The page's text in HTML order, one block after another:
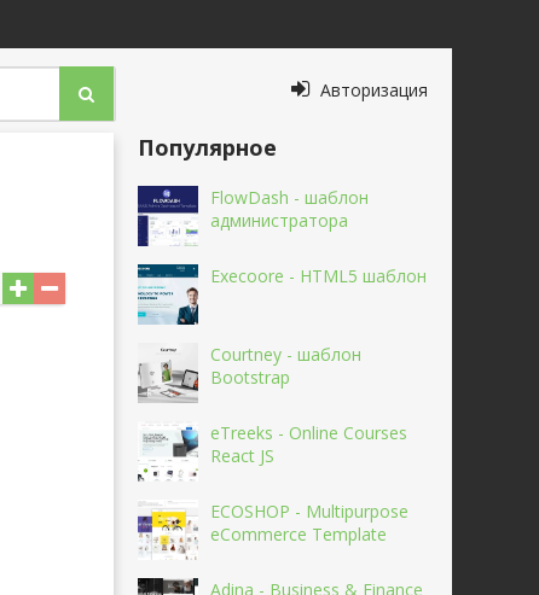
Авторизация
Популярное
FlowDash - шаблон
администратора
Execoore - HTML5 шаблон
Courtney - шаблон
Bootstrap
eTreeks - Online Courses
React JS
ECOSHOP - Multipurpose
eCommerce Template
Adina - Business & Finance